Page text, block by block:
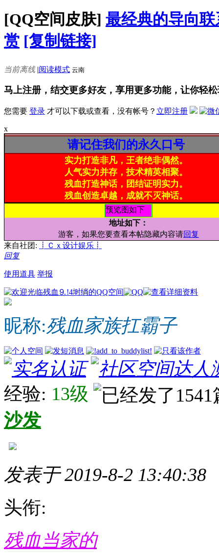
[QQ空间皮肤] 最经典的导向
赏 [复制链接]
当前离线 |阅读模式 云南
马上注册，结交更多好友，享用更多功能，让你轻
您需要 登录 才可以下载或查看，没有帐号？ 立即注册
x
请记住我们的永久口号
实力打造非凡，王者绝非偶然。
人气实力并存，技术精英相聚。
残血打造神话，团结证明实力。
残血创造卓越，成就不灭神话。
预览图如下
地址如下：
游客，如果您要查看本帖隐藏内容请回复
来自社团:
┋Ｃｘ设计娱乐┋
回复
使用道具 举报
昵称:残血家族扛霸子
经验: 13级
沙发
发表于 2019-8-2 13:40:38
头衔:
残血当家的